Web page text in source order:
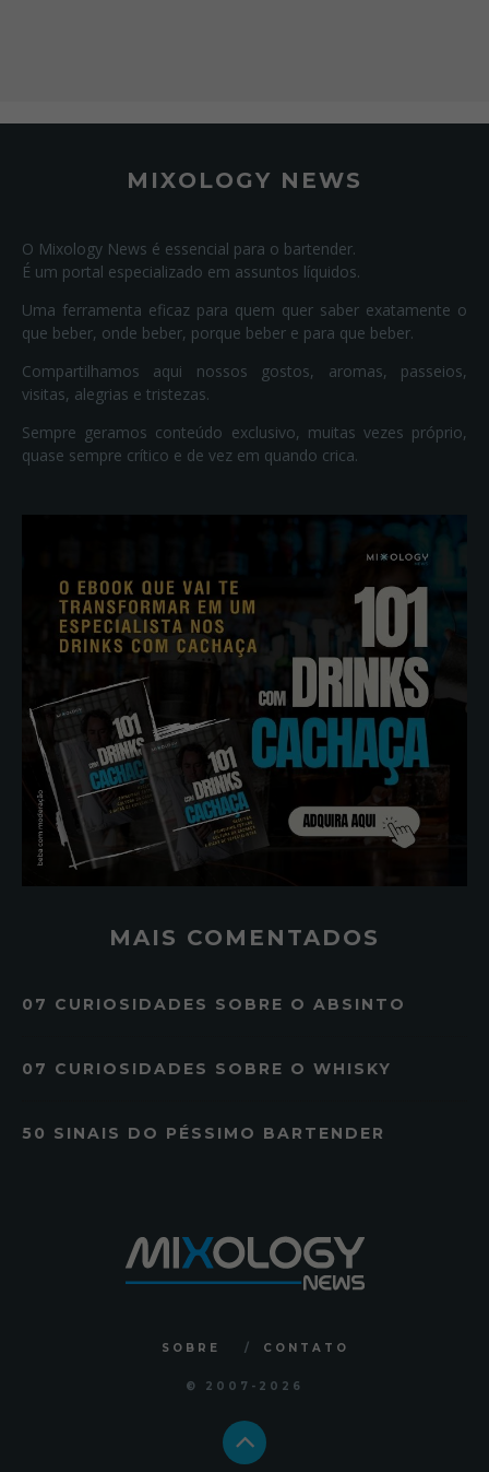
MIXOLOGY NEWS
O Mixology News é essencial para o bartender.
É um portal especializado em assuntos líquidos.
Uma ferramenta eficaz para quem quer saber exatamente o
que beber, onde beber, porque beber e para que beber.
Compartilhamos aqui nossos gostos, aromas, passeios,
visitas, alegrias e tristezas.
Sempre geramos conteúdo exclusivo, muitas vezes próprio,
quase sempre crítico e de vez em quando crica.
MAIS COMENTADOS
07 CURIOSIDADES SOBRE O ABSINTO
07 CURIOSIDADES SOBRE O WHISKY
50 SINAIS DO PÉSSIMO BARTENDER
SOBRE CONTATO
© 2007 -2026